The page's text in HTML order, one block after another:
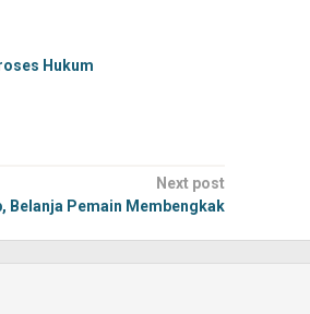
Hukum
Next post
Belanja Pemain Membengkak